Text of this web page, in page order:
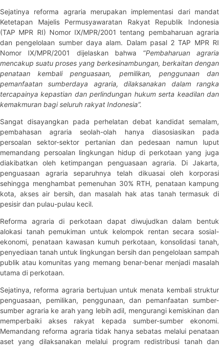
Sejatinya reforma agraria merupakan implementasi dari mandat
Ketetapan Majelis Permusyawaratan Rakyat Republik Indonesia
(TAP MPR RI) Nomor IX/MPR/2001 tentang pembaharuan agraria
dan pengelolaan sumber daya alam. Dalam pasal 2 TAP MPR RI
Nomor IX/MPR/2001 dijelaskan bahwa “Pembaharuan agraria
mencakup suatu proses yang berkesinambungan, berkaitan dengan
penataan kembali penguasaan, pemilikan, penggunaan dan
pemanfaatan sumberdaya agraria, dilaksanakan dalam rangka
tercapainya kepastian dan perlindungan hukum serta keadilan dan
kemakmuran bagi seluruh rakyat Indonesia”.
Sangat disayangkan pada perhelatan debat kandidat semalam,
pembahasan agraria seolah-olah hanya diasosiasikan pada
persoalan sektor-sektor pertanian dan pedesaan namun luput
memandang persoalan lingkungan hidup di perkotaan yang juga
diakibatkan oleh ketimpangan penguasaan agraria. Di Jakarta,
penguasaan agraria separuhnya telah dikuasai oleh korporasi
sehingga menghambat pemenuhan 30% RTH, penataan kampung
kota, akses air bersih, dan masalah hak atas tanah termasuk di
pesisir dan pulau-pulau kecil.
Reforma agraria di perkotaan dapat diwujudkan dalam bentuk
alokasi tanah pemukiman untuk kelompok rentan secara sosial-
ekonomi, penataan kawasan kumuh perkotaan, konsolidasi tanah,
penyediaan tanah untuk lingkungan bersih dan pengelolaan sampah
publik atau komunitas yang memang benar-benar menjadi masalah
utama di perkotaan.
Sejatinya, reforma agraria bertujuan untuk menata kembali struktur
penguasaan, pemilikan, penggunaan, dan pemanfaatan sumber-
sumber agraria ke arah yang lebih adil, mengurangi kemiskinan dan
memperbaiki akses rakyat kepada sumber-sumber ekonomi.
Memandang reforma agraria tidak hanya sebatas melalui penataan
aset yang dilaksanakan melalui program redistribusi tanah dan